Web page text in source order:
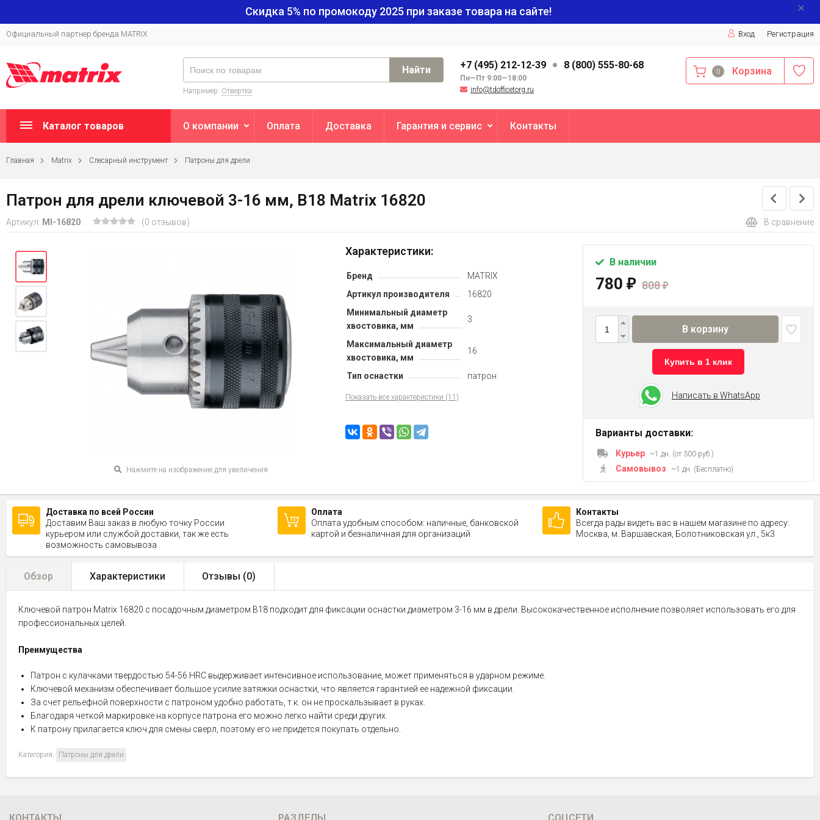
Скидка 5% по промокоду 2025 при заказе товара на сайте!
Официальный партнер бренда MATRIX Вход Регистрация
+7 (495) 212-12-39 8 (800) 555-80-68
Пн—Пт 9:00—18:00
info@tdofficetorg.ru
Найти
Например: Отвертка
0 Корзина
Каталог товаров О компании Оплата Доставка Гарантия и сервис Контакты
Главная Matrix Слесарный инструмент Патроны для дрели
Патрон для дрели ключевой 3-16 мм, В18 Matrix 16820
Артикул: MI-16820 (0 отзывов) В сравнение
Нажмите на изображение для увеличения
Характеристики:
Бренд
MATRIX
Артикул производителя
16820
Минимальный диаметр
хвостовика, мм
3
Максимальный диаметр
хвостовика, мм
16
Тип оснастки патрон
Показать все характеристики (11)
В наличии
780 ₽ 808₽
В корзину
Купить в 1 клик
Написать в WhatsApp
Варианты доставки:
Курьер ~1 дн. (от 300 руб.)
Самовывоз ~1 дн. (Бесплатно)
Доставка по всей России
Доставим Ваш заказ в любую точку России
курьером или службой доставки, так же есть
возможность самовывоза
Оплата
Оплата удобным способом: наличные, банковской
картой и безналичная для организаций
Контакты
Всегда рады видеть вас в нашем магазине по адресу:
Москва, м. Варшавская, Болотниковская ул., 5к3
Обзор Характеристики Отзывы (0)
Ключевой патрон Matrix 16820 с посадочным диаметром B18 подходит для фиксации оснастки диаметром 3-16 мм в дрели. Высококачественное исполнение позволяет использовать его для
профессиональных целей.
Преимущества
Патрон с кулачками твердостью 54-56 HRC выдерживает интенсивное использование, может применяться в ударном режиме.
Ключевой механизм обеспечивает большое усилие затяжки оснастки, что является гарантией ее надежной фиксации.
За счет рельефной поверхности с патроном удобно работать, т.к. он не проскальзывает в руках.
Благодаря четкой маркировке на корпусе патрона его можно легко найти среди других.
К патрону прилагается ключ для смены сверл, поэтому его не придется покупать отдельно.
Категория: Патроны для дрели